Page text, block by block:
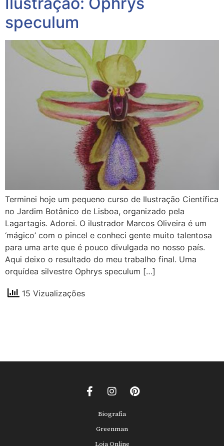
speculum
Terminei hoje um pequeno curso de Ilustração Científica
no Jardim Botânico de Lisboa, organizado pela
Lagartagis. Adorei. O ilustrador Marcos Oliveira é um
‘mágico’ com o pincel e conheci gente muito talentosa
para uma arte que é pouco divulgada no nosso país.
Aqui deixo o resultado do meu trabalho final. Uma
orquídea silvestre Ophrys speculum […]
15 Vizualizações
Biografia
Greenman
Loja Online